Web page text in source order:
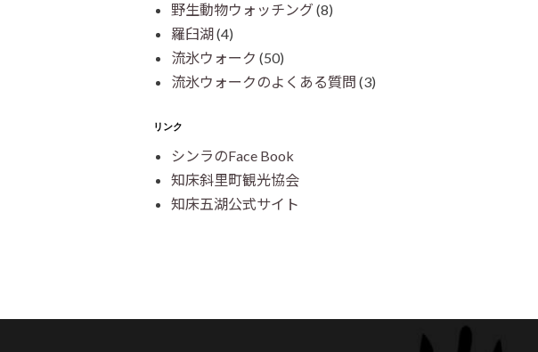
野生動物ウォッチング(8)
羅臼湖(4)
流氷ウォーク (50)
流氷ウォークのよくある質問 (3)
リンク
シンラのFace Book
知床斜里町観光協会
知床五湖公式サイト